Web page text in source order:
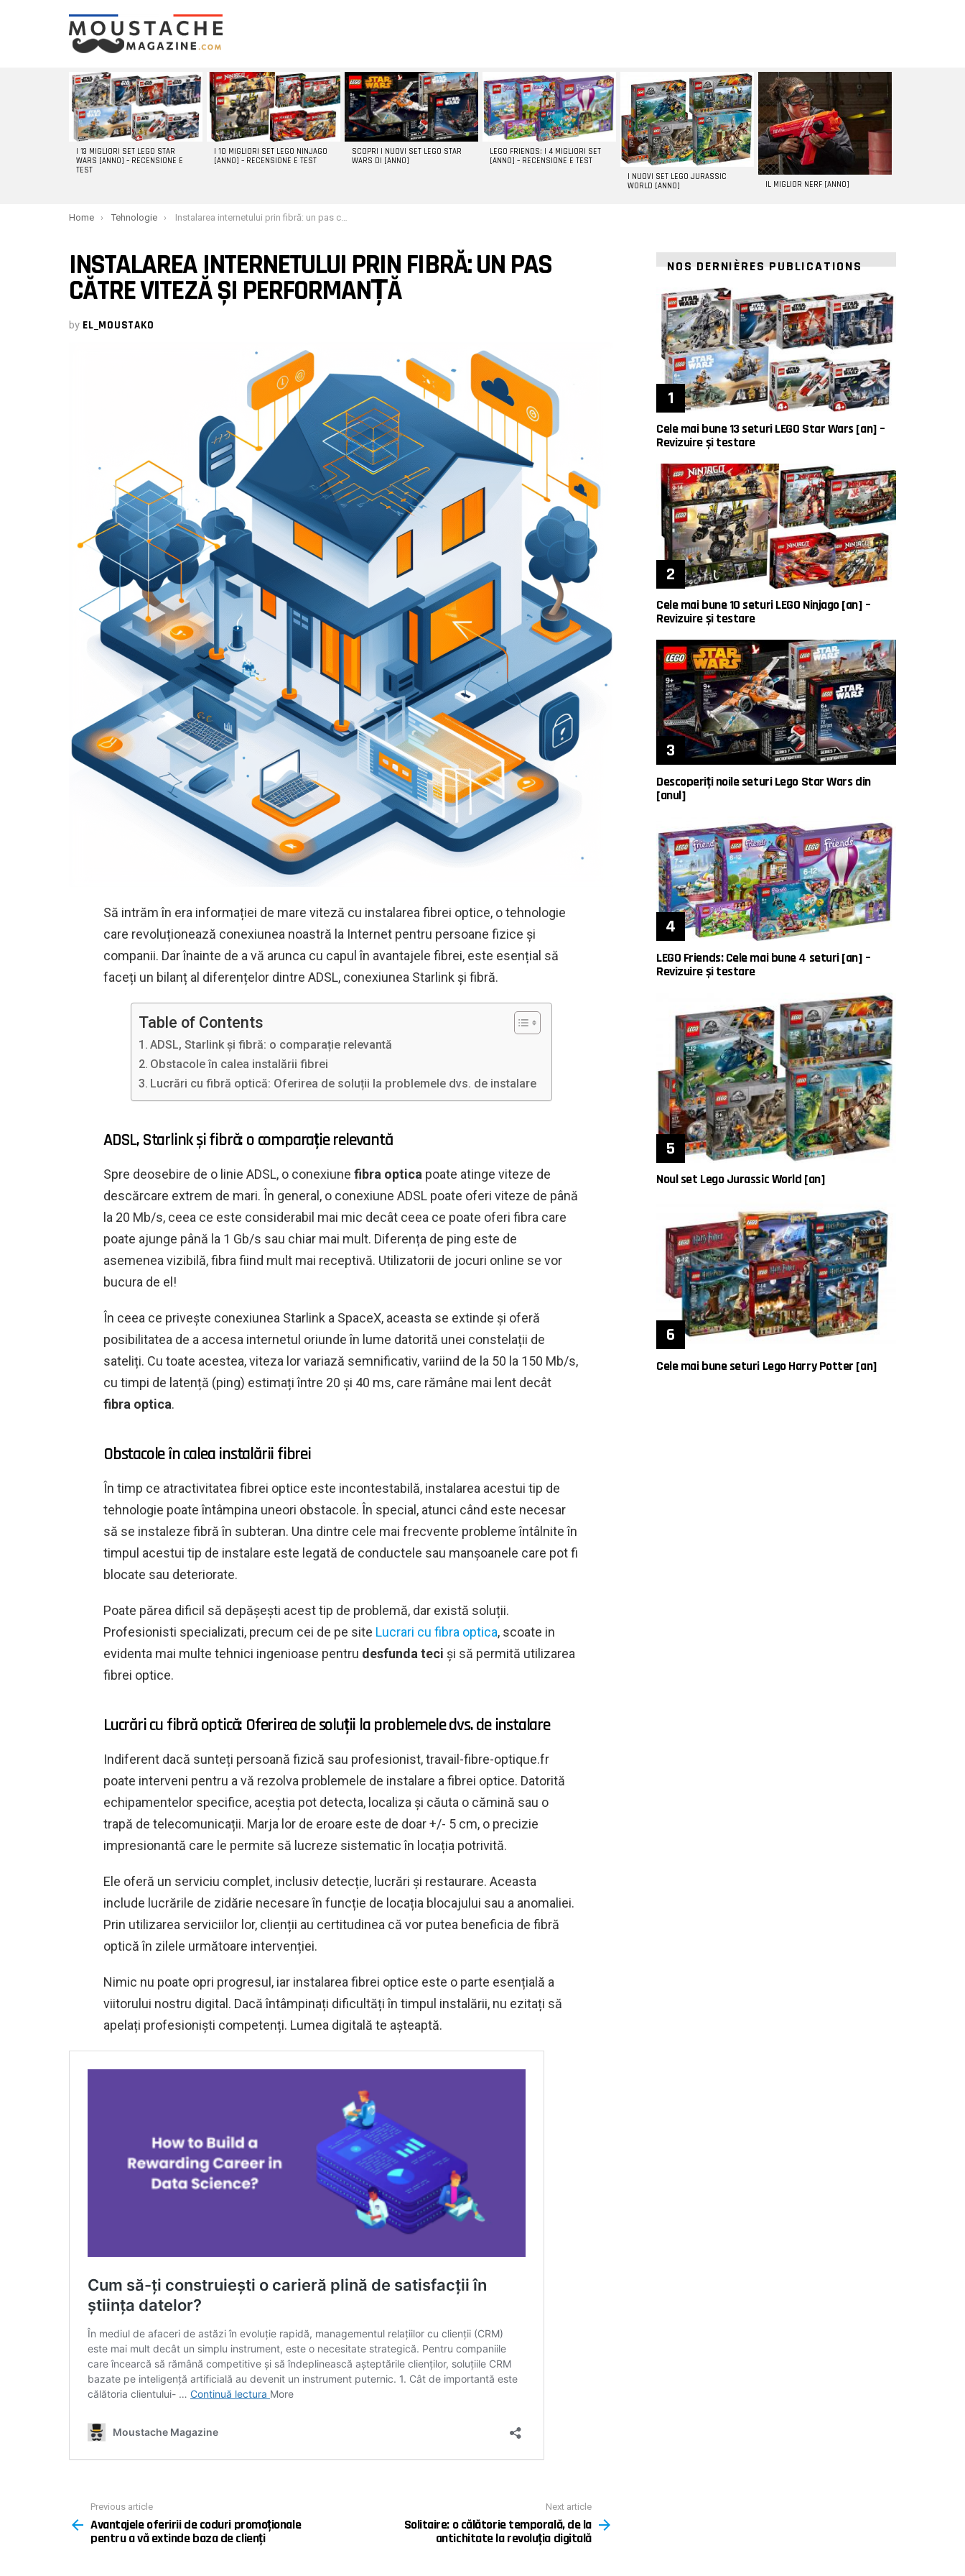
LATEST
STORIES
I 13 MIGLIORI SET LEGO STAR
WARS [ANNO] – RECENSIONE E
TEST
I 10 MIGLIORI SET LEGO NINJAGO
[ANNO] – RECENSIONE E TEST
SCOPRI I NUOVI SET LEGO STAR
WARS DI [ANNO]
LEGO FRIENDS: I 4 MIGLIORI SET
[ANNO] – RECENSIONE E TEST
I NUOVI SET LEGO JURASSIC
WORLD [ANNO]
IL MIGLIOR NERF [ANNO]
You are here:
Home Tehnologie Instalarea internetului prin fibră: un pas către viteză și performanță
INSTALAREA INTERNETULUI PRIN FIBRĂ: UN PAS
CĂTRE VITEZĂ ȘI PERFORMANȚĂ
by EL_MOUSTAKO
Să intrăm în era informației de mare viteză cu instalarea fibrei optice, o tehnologie
care revoluționează conexiunea noastră la Internet pentru persoane fizice și
companii. Dar înainte de a vă arunca cu capul în avantajele fibrei, este esențial să
faceți un bilanț al diferențelor dintre ADSL, conexiunea Starlink și fibră.
Table of Contents
ADSL, Starlink și fibră: o comparație relevantă
Obstacole în calea instalării fibrei
Lucrări cu fibră optică: Oferirea de soluții la problemele dvs. de instalare
ADSL, Starlink și fibră: o comparație relevantă
Spre deosebire de o linie ADSL, o conexiune fibra optica poate atinge viteze de
descărcare extrem de mari. În general, o conexiune ADSL poate oferi viteze de până
la 20 Mb/s, ceea ce este considerabil mai mic decât ceea ce poate oferi fibra care
poate ajunge până la 1 Gb/s sau chiar mai mult. Diferența de ping este de
asemenea vizibilă, fibra fiind mult mai receptivă. Utilizatorii de jocuri online se vor
bucura de el!
În ceea ce privește conexiunea Starlink a SpaceX, aceasta se extinde și oferă
posibilitatea de a accesa internetul oriunde în lume datorită unei constelații de
sateliți. Cu toate acestea, viteza lor variază semnificativ, variind de la 50 la 150 Mb/s,
cu timpi de latență (ping) estimați între 20 și 40 ms, care rămâne mai lent decât
fibra optica.
Obstacole în calea instalării fibrei
În timp ce atractivitatea fibrei optice este incontestabilă, instalarea acestui tip de
tehnologie poate întâmpina uneori obstacole. În special, atunci când este necesar
să se instaleze fibră în subteran. Una dintre cele mai frecvente probleme întâlnite în
timpul acestui tip de instalare este legată de conductele sau manșoanele care pot fi
blocate sau deteriorate.
Poate părea dificil să depășești acest tip de problemă, dar există soluții.
Profesionisti specializati, precum cei de pe site Lucrari cu fibra optica, scoate in
evidenta mai multe tehnici ingenioase pentru desfunda teci și să permită utilizarea
fibrei optice.
Lucrări cu fibră optică: Oferirea de soluții la problemele dvs. de instalare
Indiferent dacă sunteți persoană fizică sau profesionist, travail-fibre-optique.fr
poate interveni pentru a vă rezolva problemele de instalare a fibrei optice. Datorită
echipamentelor specifice, aceștia pot detecta, localiza și căuta o cămină sau o
trapă de telecomunicații. Marja lor de eroare este de doar +/- 5 cm, o precizie
impresionantă care le permite să lucreze sistematic în locația potrivită.
Ele oferă un serviciu complet, inclusiv detecție, lucrări și restaurare. Aceasta
include lucrările de zidărie necesare în funcție de locația blocajului sau a anomaliei.
Prin utilizarea serviciilor lor, clienții au certitudinea că vor putea beneficia de fibră
optică în zilele următoare intervenției.
Nimic nu poate opri progresul, iar instalarea fibrei optice este o parte esențială a
viitorului nostru digital. Dacă întâmpinați dificultăți în timpul instalării, nu ezitați să
apelați profesioniști competenți. Lumea digitală te așteaptă.
more
Previous article
Avantajele oferirii de coduri promoționale
pentru a vă extinde baza de clienți
Next article
Solitaire: o călătorie temporală, de la
antichitate la revoluția digitală
NOS DERNIÈRES PUBLICATIONS
Cele mai bune 13 seturi LEGO Star Wars [an] –
Revizuire și testare
Cele mai bune 10 seturi LEGO Ninjago [an] –
Revizuire și testare
Descoperiți noile seturi Lego Star Wars din
[anul]
LEGO Friends: Cele mai bune 4 seturi [an] –
Revizuire și testare
Noul set Lego Jurassic World [an]
Cele mai bune seturi Lego Harry Potter [an]